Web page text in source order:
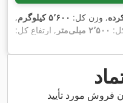
, وزن کل: ۵٬۶۰۰ کیلوگرم
,
۲٬۵۰۰ میلی‌متر
, ارتفاع کل: